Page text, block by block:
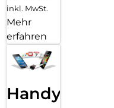
inkl. MwSt.
Mehr
erfahren
Handy